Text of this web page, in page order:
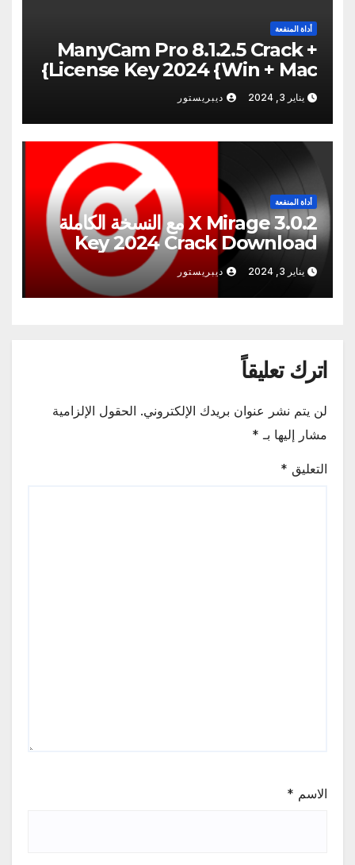
أداة المنفعة
ManyCam Pro 8.1.2.5 Crack +
License Key 2024 {Win + Mac}
يناير 3, 2024 ديبريستور
أداة المنفعة
X Mirage 3.0.2 مع النسخة الكاملة
Key 2024 Crack Download
يناير 3, 2024 ديبريستور
اترك تعليقاً
لن يتم نشر عنوان بريدك الإلكتروني. الحقول الإلزامية
مشار إليها بـ *
التعليق *
الاسم *